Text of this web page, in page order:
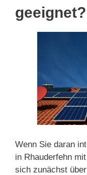
geeignet?
Wenn Sie daran
in Rhauderfehn
sich zunächst